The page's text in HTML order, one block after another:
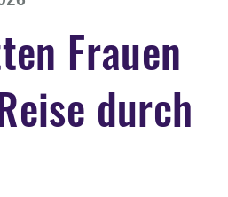
Frauen
durch